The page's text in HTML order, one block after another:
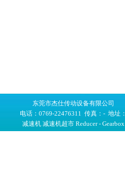
东莞市杰仕传动设备有限公司
电话：0769-22476311 传真：- 地址：
减速机 减速机超市 Reducer - Gearbox